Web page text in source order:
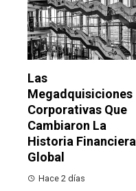
Las
Megadquisiciones
Corporativas Que
Cambiaron La
Historia Financiera
Global
Hace 2 días